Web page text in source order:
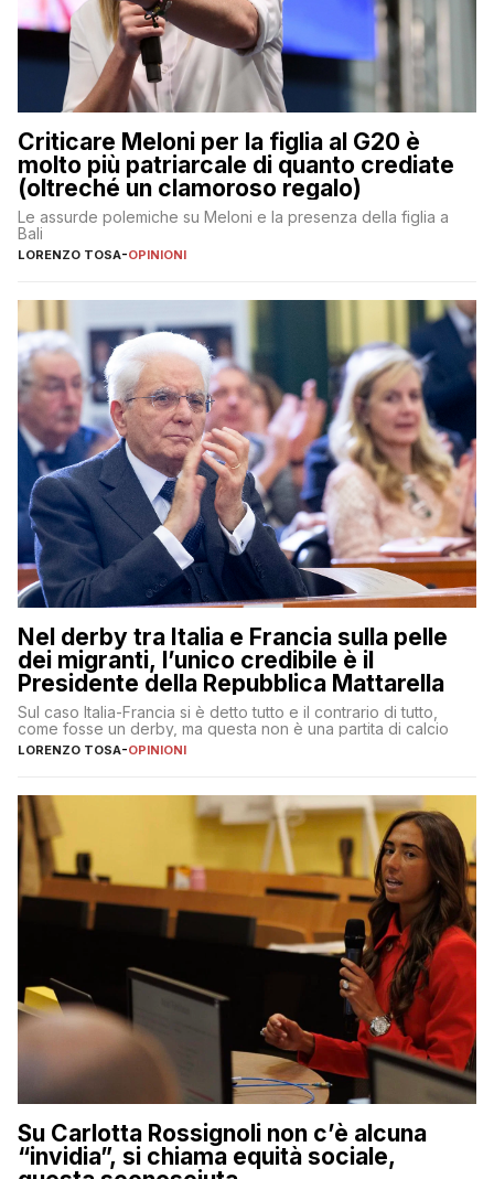
Criticare Meloni per la figlia al G20 è
molto più patriarcale di quanto crediate
(oltreché un clamoroso regalo)
Le assurde polemiche su Meloni e la presenza della figlia a
Bali
LORENZO TOSA-OPINIONI
Nel derby tra Italia e Francia sulla pelle
dei migranti, l’unico credibile è il
Presidente della Repubblica Mattarella
Sul caso Italia-Francia si è detto tutto e il contrario di tutto,
come fosse un derby, ma questa non è una partita di calcio
LORENZO TOSA-OPINIONI
Su Carlotta Rossignoli non c’è alcuna
“invidia”, si chiama equità sociale,